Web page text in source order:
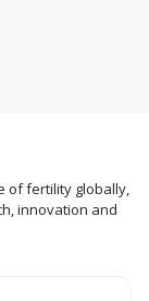
of fertility globally,
innovation and